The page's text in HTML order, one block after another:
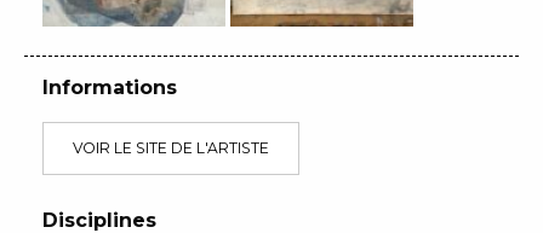
Informations
VOIR LE SITE DE L'ARTISTE
Disciplines